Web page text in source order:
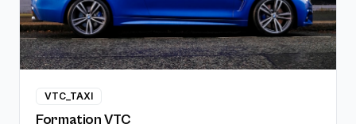
VTC_TAXI
Formation VTC